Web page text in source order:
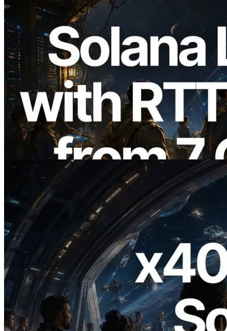
2026.08.05
ERPC ขยาย Solana Leader Slot API ด้วย
การวัด Ping จาก 7 Region ทั่วโลก พร้อม
เปิดตัว Validators Information API
2026.07.04
ERPC เปิดตัว Solana RPC ที่รองรับ x402
— ยุคที่ AI Agent จ่ายเงินให้ API ที่ต้องใช้